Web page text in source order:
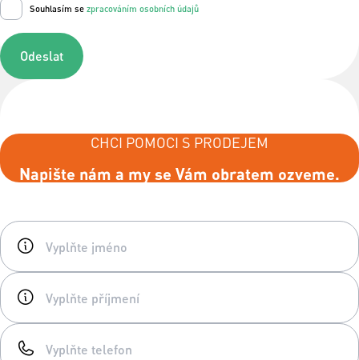
Souhlasím se zpracováním osobních údajů
Odeslat
CHCI POMOCI S PRODEJEM
Napište nám a my se Vám obratem ozveme.